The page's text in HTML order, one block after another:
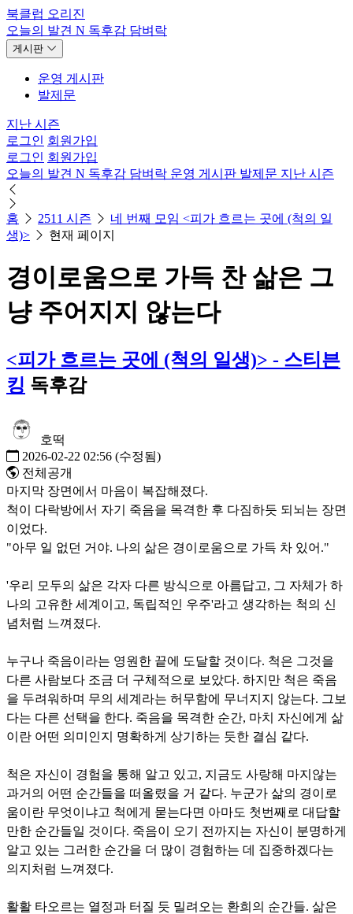
북클럽 오리진
오늘의 발견 N 독후감 담벼락
게시판
운영 게시판
발제문
지난 시즌
로그인 회원가입
로그인 회원가입
오늘의 발견 N 독후감 담벼락 운영 게시판 발제문 지난 시즌
홈 2511 시즌
네 번째 모임 <피가 흐르는 곳에 (척의 일
생)>
현재 페이지
경이로움으로 가득 찬 삶은 그
냥 주어지지 않는다
<피가 흐르는 곳에 (척의 일생)> - 스티븐
킹 독후감
호떡
2026-02-22 02:56 (수정됨)
전체공개
마지막 장면에서 마음이 복잡해졌다.
척이 다락방에서 자기 죽음을 목격한 후 다짐하듯 되뇌는 장면
이었다.
"아무 일 없던 거야. 나의 삶은 경이로움으로 가득 차 있어."
'우리 모두의 삶은 각자 다른 방식으로 아름답고, 그 자체가 하
나의 고유한 세계이고, 독립적인 우주'라고 생각하는 척의 신
념처럼 느껴졌다.
누구나 죽음이라는 영원한 끝에 도달할 것이다. 척은 그것을
다른 사람보다 조금 더 구체적으로 보았다. 하지만 척은 죽음
을 두려워하며 무의 세계라는 허무함에 무너지지 않는다. 그보
다는 다른 선택을 한다. 죽음을 목격한 순간, 마치 자신에게 삶
이란 어떤 의미인지 명확하게 상기하는 듯한 결심 같다.
척은 자신이 경험을 통해 알고 있고, 지금도 사랑해 마지않는
과거의 어떤 순간들을 떠올렸을 거 같다. 누군가 삶의 경이로
움이란 무엇이냐고 척에게 묻는다면 아마도 첫번째로 대답할
만한 순간들일 것이다. 죽음이 오기 전까지는 자신이 분명하게
알고 있는 그러한 순간을 더 많이 경험하는 데 집중하겠다는
의지처럼 느껴졌다.
활활 타오르는 열정과 터질 듯 밀려오는 환희의 순간들. 삶은